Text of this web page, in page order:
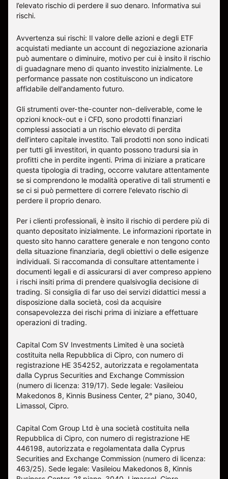
l’elevato rischio di perdere il suo denaro. Informativa sui
rischi.
Avvertenza sui rischi: Il valore delle azioni e degli ETF
acquistati mediante un account di negoziazione azionaria
può aumentare o diminuire, motivo per cui è insito il rischio
di guadagnare meno di quanto investito inizialmente. Le
performance passate non costituiscono un indicatore
affidabile dell'andamento futuro.
Gli strumenti over-the-counter non-deliverable, come le
opzioni knock-out e i CFD, sono prodotti finanziari
complessi associati a un rischio elevato di perdita
dell’intero capitale investito. Tali prodotti non sono indicati
per tutti gli investitori, in quanto possono tradursi sia in
profitti che in perdite ingenti. Prima di iniziare a praticare
questa tipologia di trading, occorre valutare attentamente
se si comprendono le modalità operative di tali strumenti e
se ci si può permettere di correre l'elevato rischio di
perdere il proprio denaro.
Per i clienti professionali, è insito il rischio di perdere più di
quanto depositato inizialmente. Le informazioni riportate in
questo sito hanno carattere generale e non tengono conto
della situazione finanziaria, degli obiettivi o delle esigenze
individuali. Si raccomanda di consultare attentamente i
documenti legali e di assicurarsi di aver compreso appieno
i rischi insiti prima di prendere qualsivoglia decisione di
trading. Si consiglia di far uso dei servizi didattici messi a
disposizione dalla società, così da acquisire
consapevolezza dei rischi prima di iniziare a effettuare
operazioni di trading.
Capital Com SV Investments Limited è una società
costituita nella Repubblica di Cipro, con numero di
registrazione HE 354252, autorizzata e regolamentata
dalla Cyprus Securities and Exchange Commission
(numero di licenza: 319/17). Sede legale: Vasileiou
Makedonos 8, Kinnis Business Center, 2° piano, 3040,
Limassol, Cipro.
Capital Com Group Ltd è una società costituita nella
Repubblica di Cipro, con numero di registrazione ΗΕ
446198, autorizzata e regolamentata dalla Cyprus
Securities and Exchange Commission (numero di licenza:
463/25). Sede legale: Vasileiou Makedonos 8, Kinnis